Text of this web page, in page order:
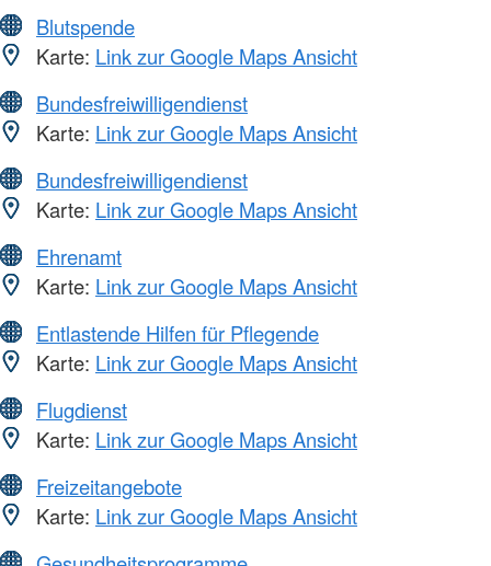
Blutspende
Karte: Link zur Google Maps Ansicht
Bundesfreiwilligendienst
Karte: Link zur Google Maps Ansicht
Bundesfreiwilligendienst
Karte: Link zur Google Maps Ansicht
Ehrenamt
Karte: Link zur Google Maps Ansicht
Entlastende Hilfen für Pflegende
Karte: Link zur Google Maps Ansicht
Flugdienst
Karte: Link zur Google Maps Ansicht
Freizeitangebote
Karte: Link zur Google Maps Ansicht